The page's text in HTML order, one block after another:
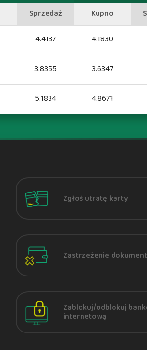
Sprzedaż Kupno
4.4137 4.1830
3.8355 3.6347
5.1834 4.8671
Zgłoś utratę karty
Zastrzeżenie
Zablokuj/odblokuj
internetową